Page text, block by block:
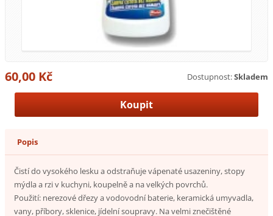
Dostupnost:Skladem
60,00 Kč
Popis
Čistí do vysokého lesku a odstraňuje vápenaté usazeniny, stopy
mýdla a rzi v kuchyni, koupelně a na velkých povrchů.
Použití: nerezové dřezy a vodovodní baterie, keramická umyvadla,
vany, příbory, sklenice, jídelní soupravy. Na velmi znečištěné